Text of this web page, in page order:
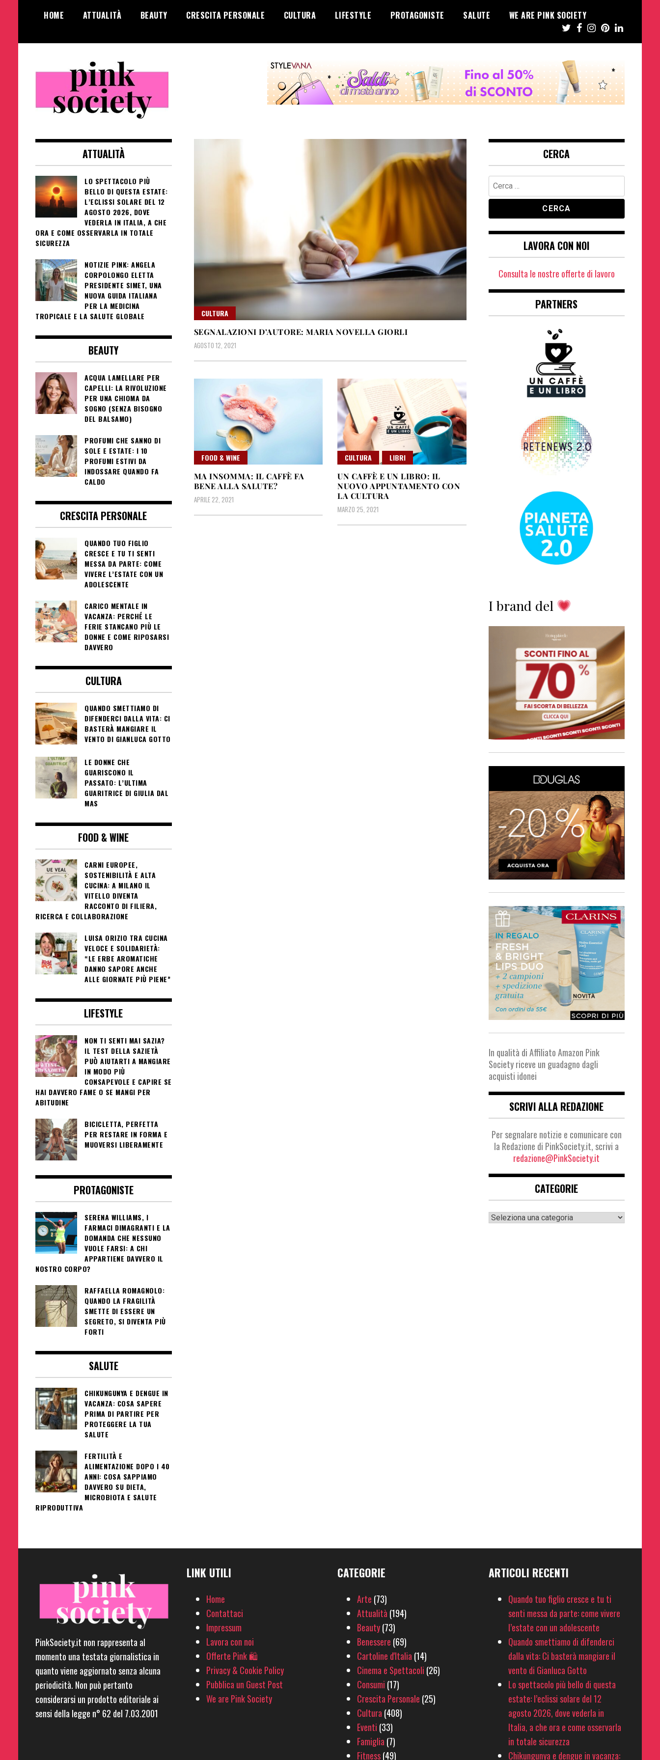
HOME ATTUALITÀ BEAUTY CRESCITA PERSONALE CULTURA LIFESTYLE PROTAGONISTE SALUTE WE ARE PINK SOCIETY
Pink Society
femminile
CULTURA
SEGNALAZIONI D’AUTORE: MARIA NOVELLA GIORLI
AGOSTO 12, 2021
FOOD & WINE
MA INSOMMA: IL CAFFÈ FA
BENE ALLA SALUTE?
APRILE 22, 2021
CULTURA
LIBRI
UN CAFFÈ E UN LIBRO: IL
NUOVO APPUNTAMENTO CON
LA CULTURA
MARZO 25, 2021
ATTUALITÀ
LO SPETTACOLO PIÙ
BELLO DI QUESTA ESTATE:
L’ECLISSI SOLARE DEL 12
AGOSTO 2026, DOVE
VEDERLA IN ITALIA, A CHE
ORA E COME OSSERVARLA IN TOTALE
SICUREZZA
NOTIZIE PINK: ANGELA
CORPOLONGO ELETTA
PRESIDENTE SIMET, UNA
NUOVA GUIDA ITALIANA
PER LA MEDICINA
TROPICALE E LA SALUTE GLOBALE
BEAUTY
ACQUA LAMELLARE PER
CAPELLI: LA RIVOLUZIONE
PER UNA CHIOMA DA
SOGNO (SENZA BISOGNO
DEL BALSAMO)
PROFUMI CHE SANNO DI
SOLE E ESTATE: I 10
PROFUMI ESTIVI DA
INDOSSARE QUANDO FA
CALDO
CRESCITA PERSONALE
QUANDO TUO FIGLIO
CRESCE E TU TI SENTI
MESSA DA PARTE: COME
VIVERE L’ESTATE CON UN
ADOLESCENTE
CARICO MENTALE IN
VACANZA: PERCHÉ LE
FERIE STANCANO PIÙ LE
DONNE E COME RIPOSARSI
DAVVERO
CULTURA
QUANDO SMETTIAMO DI
DIFENDERCI DALLA VITA: CI
BASTERÀ MANGIARE IL
VENTO DI GIANLUCA GOTTO
LE DONNE CHE
GUARISCONO IL
PASSATO: L’ULTIMA
GUARITRICE DI GIULIA DAL
MAS
FOOD & WINE
CARNI EUROPEE,
SOSTENIBILITÀ E ALTA
CUCINA: A MILANO IL
VITELLO DIVENTA
RACCONTO DI FILIERA,
RICERCA E COLLABORAZIONE
LUISA ORIZIO TRA CUCINA
VELOCE E SOLIDARIETÀ:
“LE ERBE AROMATICHE
DANNO SAPORE ANCHE
ALLE GIORNATE PIÙ PIENE”
LIFESTYLE
NON TI SENTI MAI SAZIA?
IL TEST DELLA SAZIETÀ
PUÒ AIUTARTI A MANGIARE
IN MODO PIÙ
CONSAPEVOLE E CAPIRE SE
HAI DAVVERO FAME O SE MANGI PER
ABITUDINE
BICICLETTA, PERFETTA
PER RESTARE IN FORMA E
MUOVERSI LIBERAMENTE
PROTAGONISTE
SERENA WILLIAMS, I
FARMACI DIMAGRANTI E LA
DOMANDA CHE NESSUNO
VUOLE FARSI: A CHI
APPARTIENE DAVVERO IL
NOSTRO CORPO?
RAFFAELLA ROMAGNOLO:
QUANDO LA FRAGILITÀ
SMETTE DI ESSERE UN
SEGRETO, SI DIVENTA PIÙ
FORTI
SALUTE
CHIKUNGUNYA E DENGUE IN
VACANZA: COSA SAPERE
PRIMA DI PARTIRE PER
PROTEGGERE LA TUA
SALUTE
FERTILITÀ E
ALIMENTAZIONE DOPO I 40
ANNI: COSA SAPPIAMO
DAVVERO SU DIETA,
MICROBIOTA E SALUTE
RIPRODUTTIVA
CERCA
Ricerca
per:
LAVORA CON NOI
Consulta le nostre offerte di lavoro
PARTNERS
I brand del
In qualità di Affiliato Amazon Pink
Society riceve un guadagno dagli
acquisti idonei
SCRIVI ALLA REDAZIONE
Per segnalare notizie e comunicare con
la Redazione di PinkSociety.it, scrivi a
redazione@PinkSociety.it
CATEGORIE
Categorie
PinkSociety.it non rappresenta al
momento una testata giornalistica in
quanto viene aggiornato senza alcuna
periodicità. Non può pertanto
considerarsi un prodotto editoriale ai
sensi della legge n° 62 del 7.03.2001
LINK UTILI
Home
Contattaci
Impressum
Lavora con noi
Offerte Pink 🛍
Privacy & Cookie Policy
Pubblica un Guest Post
We are Pink Society
CATEGORIE
Arte (73)
Attualità (194)
Beauty(73)
Benessere (69)
Cartoline d'Italia (14)
Cinema e Spettacoli (26)
Consumi (17)
Crescita Personale (25)
Cultura (408)
Eventi (33)
Famiglia (7)
Fitness(49)
ARTICOLI RECENTI
Quando tuo figlio cresce e tu ti
senti messa da parte: come vivere
l’estate con un adolescente
Quando smettiamo di difenderci
dalla vita: Ci basterà mangiare il
vento di Gianluca Gotto
Lo spettacolo più bello di questa
estate: l’eclissi solare del 12
agosto 2026, dove vederla in
Italia, a che ora e come osservarla
in totale sicurezza
Chikungunya e dengue in vacanza: